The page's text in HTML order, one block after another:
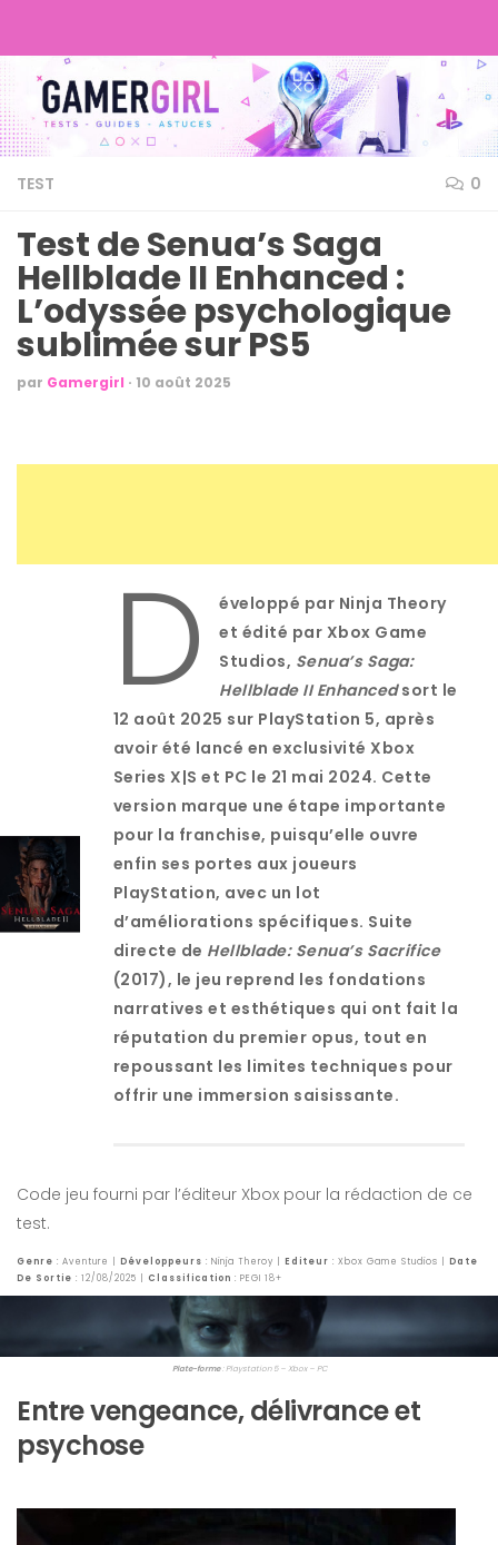
TEST 0
Test de Senua’s Saga
Hellblade II Enhanced :
L’odyssée psychologique
sublimée sur PS5
par Gamergirl · 10 août 2025
D éveloppé par Ninja Theory
et édité par Xbox Game
Studios, Senua’s Saga:
Hellblade II Enhancedsort le
12 août 2025 sur PlayStation 5, après
avoir été lancé en exclusivité Xbox
Series X|S et PC le 21 mai 2024. Cette
version marque une étape importante
pour la franchise, puisqu’elle ouvre
enfin ses portes aux joueurs
PlayStation, avec un lot
d’améliorations spécifiques. Suite
directe de Hellblade: Senua’s Sacrifice
(2017), le jeu reprend les fondations
narratives et esthétiques qui ont fait la
réputation du premier opus, tout en
repoussant les limites techniques pour
offrir une immersion saisissante.
Code jeu fourni par l’éditeur Xbox pour la rédaction de ce
test.
Genre : Aventure | Développeurs : Ninja Theroy | Editeur : Xbox Game Studios | Date
De Sortie : 12/08/2025 | Classification : PEGI 18+
Plate-forme: Playstation 5 – Xbox – PC
Entre vengeance, délivrance et
psychose